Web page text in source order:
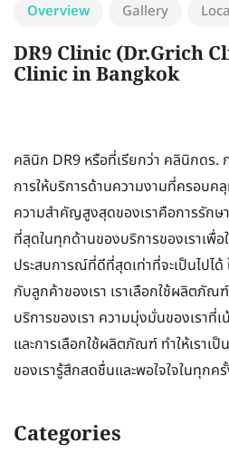
Overview Gallery
DR9 Clinic (Dr.Grich
Clinic in Bangkok
คลินิก DR9 หรือที่เรียกว่า คลินิกดร.
การให้บริการด้านความงามที่ครอบค
ความสำคัญสูงสุดของเราคือการรักษ
ที่สุดในทุกด้านของบริการของเราเพื่อ
ประสบการณ์ที่ดีที่สุดเท่าที่จะเป็นไปได้
กับลูกค้าของเรา เราเลือกใช้ผลิตภัณ
บริการของเรา ความมุ่งมั่นของเรา
และการเลือกใช้ผลิตภัณฑ์ ทำให้เราเ
ของเรารู้สึกสดชื่นและพอใจใจในทุก
Categories